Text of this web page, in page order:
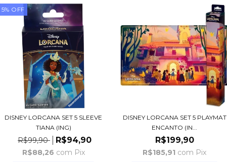
5% OFF
DISNEY LORCANA SET 5 SLEEVE
TIANA (ING)
R$99,90 R$94,90
R$88,26 com Pix
DISNEY LORCANA SET 5 PLAYMAT
ENCANTO (IN...
R$199,90
R$185,91 com Pix